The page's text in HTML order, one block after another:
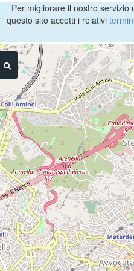
Per migliorare il nostro servizio
questo sito accetti i relativi